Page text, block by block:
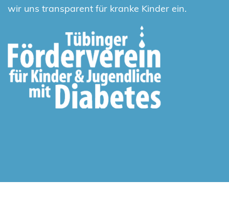
wir uns transparent für kranke Kinder ein.